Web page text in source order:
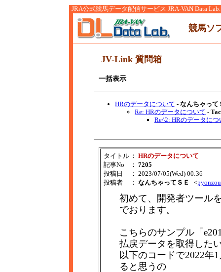
JRA公式競馬データ配信サービス JRA-VAN Data Lab.
競馬ソ
JV-Link 質問箱
一括表示
HRのデータについて - なんちゃって
Re: HRのデータについて -
Re^2: HRのデータにつ
タイトル ： HRのデータについて
記事No
： 7205
投稿日
： 2023/07/05(Wed) 00:36
投稿者
： なんちゃってＳＥ <
初めて、開発者ツール
でおります。
こちらのサンプル「
払戻データを取得した
以下のコードで2022年
ると思うの